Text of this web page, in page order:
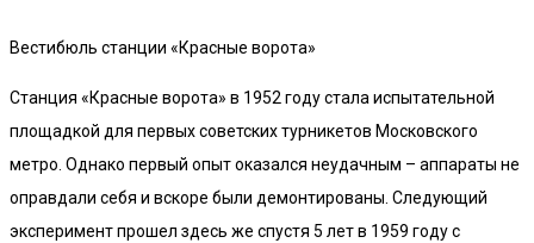
Вестибюль станции «Красные ворота»
Станция «Красные ворота» в 1952 году стала испытательной
площадкой для первых советских турникетов Московского
метро. Однако первый опыт оказался неудачным – аппараты не
оправдали себя и вскоре были демонтированы. Следующий
эксперимент прошел здесь же спустя 5 лет в 1959 году с